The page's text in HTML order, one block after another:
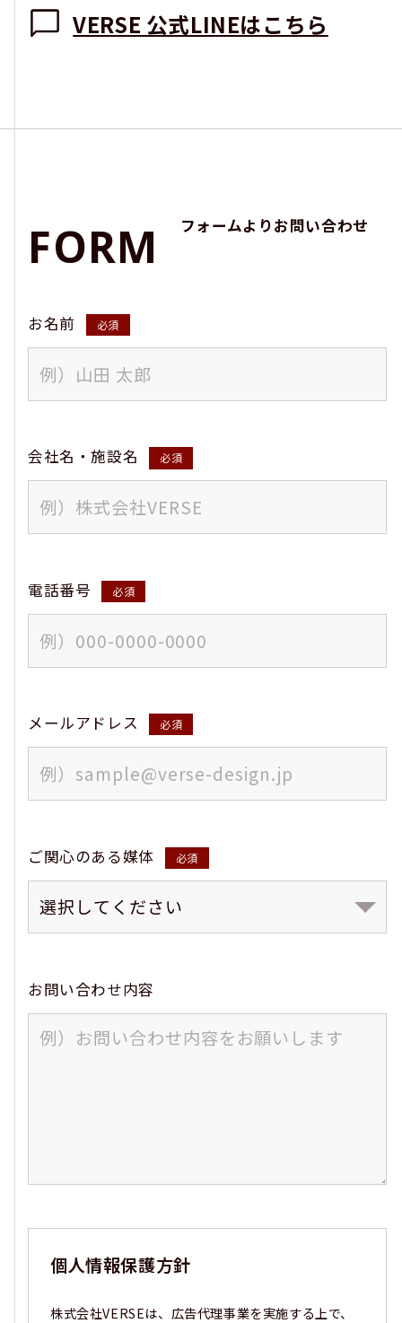
VERSE 公式LINEはこちら
FORM フォームよりお問い合わせ
お名前 必須
会社名・施設名 必須
電話番号 必須
メールアドレス 必須
ご関心のある媒体 必須
お問い合わせ内容
個人情報保護方針
株式会社VERSEは、広告代理事業を実施する上で、